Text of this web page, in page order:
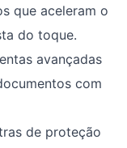
que aceleram o
do toque.
avançadas
com
de proteção